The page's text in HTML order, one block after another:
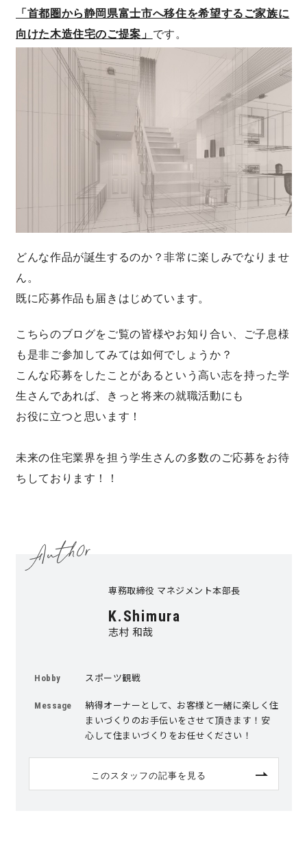
サイトマップ
よくある質問
CLOSE
「首都圏から静岡県富士市へ移住を希望するご家族に
向けた木造住宅のご提案」 です。
どんな作品が誕生するのか？非常に楽しみでなりませ
ん。
既に応募作品も届きはじめています。
こちらのブログをご覧の皆様やお知り合い、ご子息様
も是非ご参加してみては如何でしょうか？
こんな応募をしたことがあるという高い志を持った学
生さんであれば、きっと将来の就職活動にも
お役に立つと思います！
未来の住宅業界を担う学生さんの多数のご応募をお待
ちしております！！
専務取締役 マネジメント本部長
K.Shimura
志村 和哉
Hobby スポーツ観戦
Message
納得オーナーとして、お客様と一緒に楽しく住
まいづくりのお手伝いをさせて頂きます！安
心して住まいづくりをお任せください！
このスタッフの記事を見る